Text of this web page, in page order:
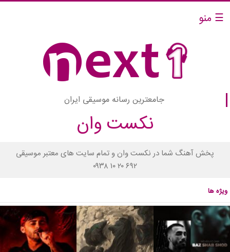
☰ منو
جامعترین رسانه موسیقی ایران
نکست وان
پخش آهنگ شما در نکست وان و تمام سایت های معتبر موسیقی
۰۹۳۸ ۱۰ ۲۰ ۶۹۲
ویژه ها